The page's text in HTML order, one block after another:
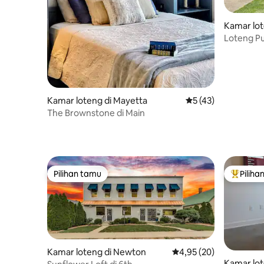
Kamar loteng di Mayetta Nilai rata-rata 5 dari
5 (43)
The Brownstone di Main
Kamar
Loteng
Pilihan tamu
Pilihan tamu
Kamar loteng di Newton Nilai rata-rata 4,95
4,95 (20)
Pilihan